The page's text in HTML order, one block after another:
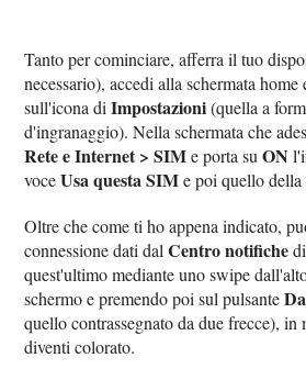
Tanto per cominciare, afferra il tuo
necessario), accedi alla schermata
sull'icona diImpostazioni(quella a
d'ingranaggio). Nella schermata che
Rete e Internet > SIMe porta suON
voceUsa questa SIMe poi quello
Oltre che come ti ho appena indicato,
connessione dati dalCentro notifiche
quest'ultimo mediante uno swipe
schermo e premendo poi sul pulsante
quello contrassegnato da due frecce),
diventi colorato.